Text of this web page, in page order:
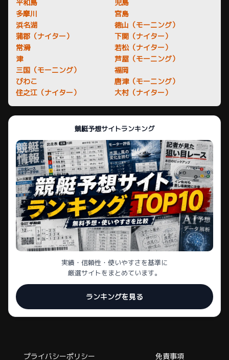
平和島
多摩川
浜名湖
蒲郡（ナイター）
常滑
津
三国（モーニング）
びわこ
住之江（ナイター）
児島
宮島
徳山（モーニング）
下関（ナイター）
若松（ナイター）
芦屋（モーニング）
福岡
唐津（モーニング）
大村（ナイター）
競艇予想サイトランキング
実績・信頼性・使いやすさを基準に
厳選サイトをまとめています。
ランキングを見る
プライバシーポリシー 免責事項